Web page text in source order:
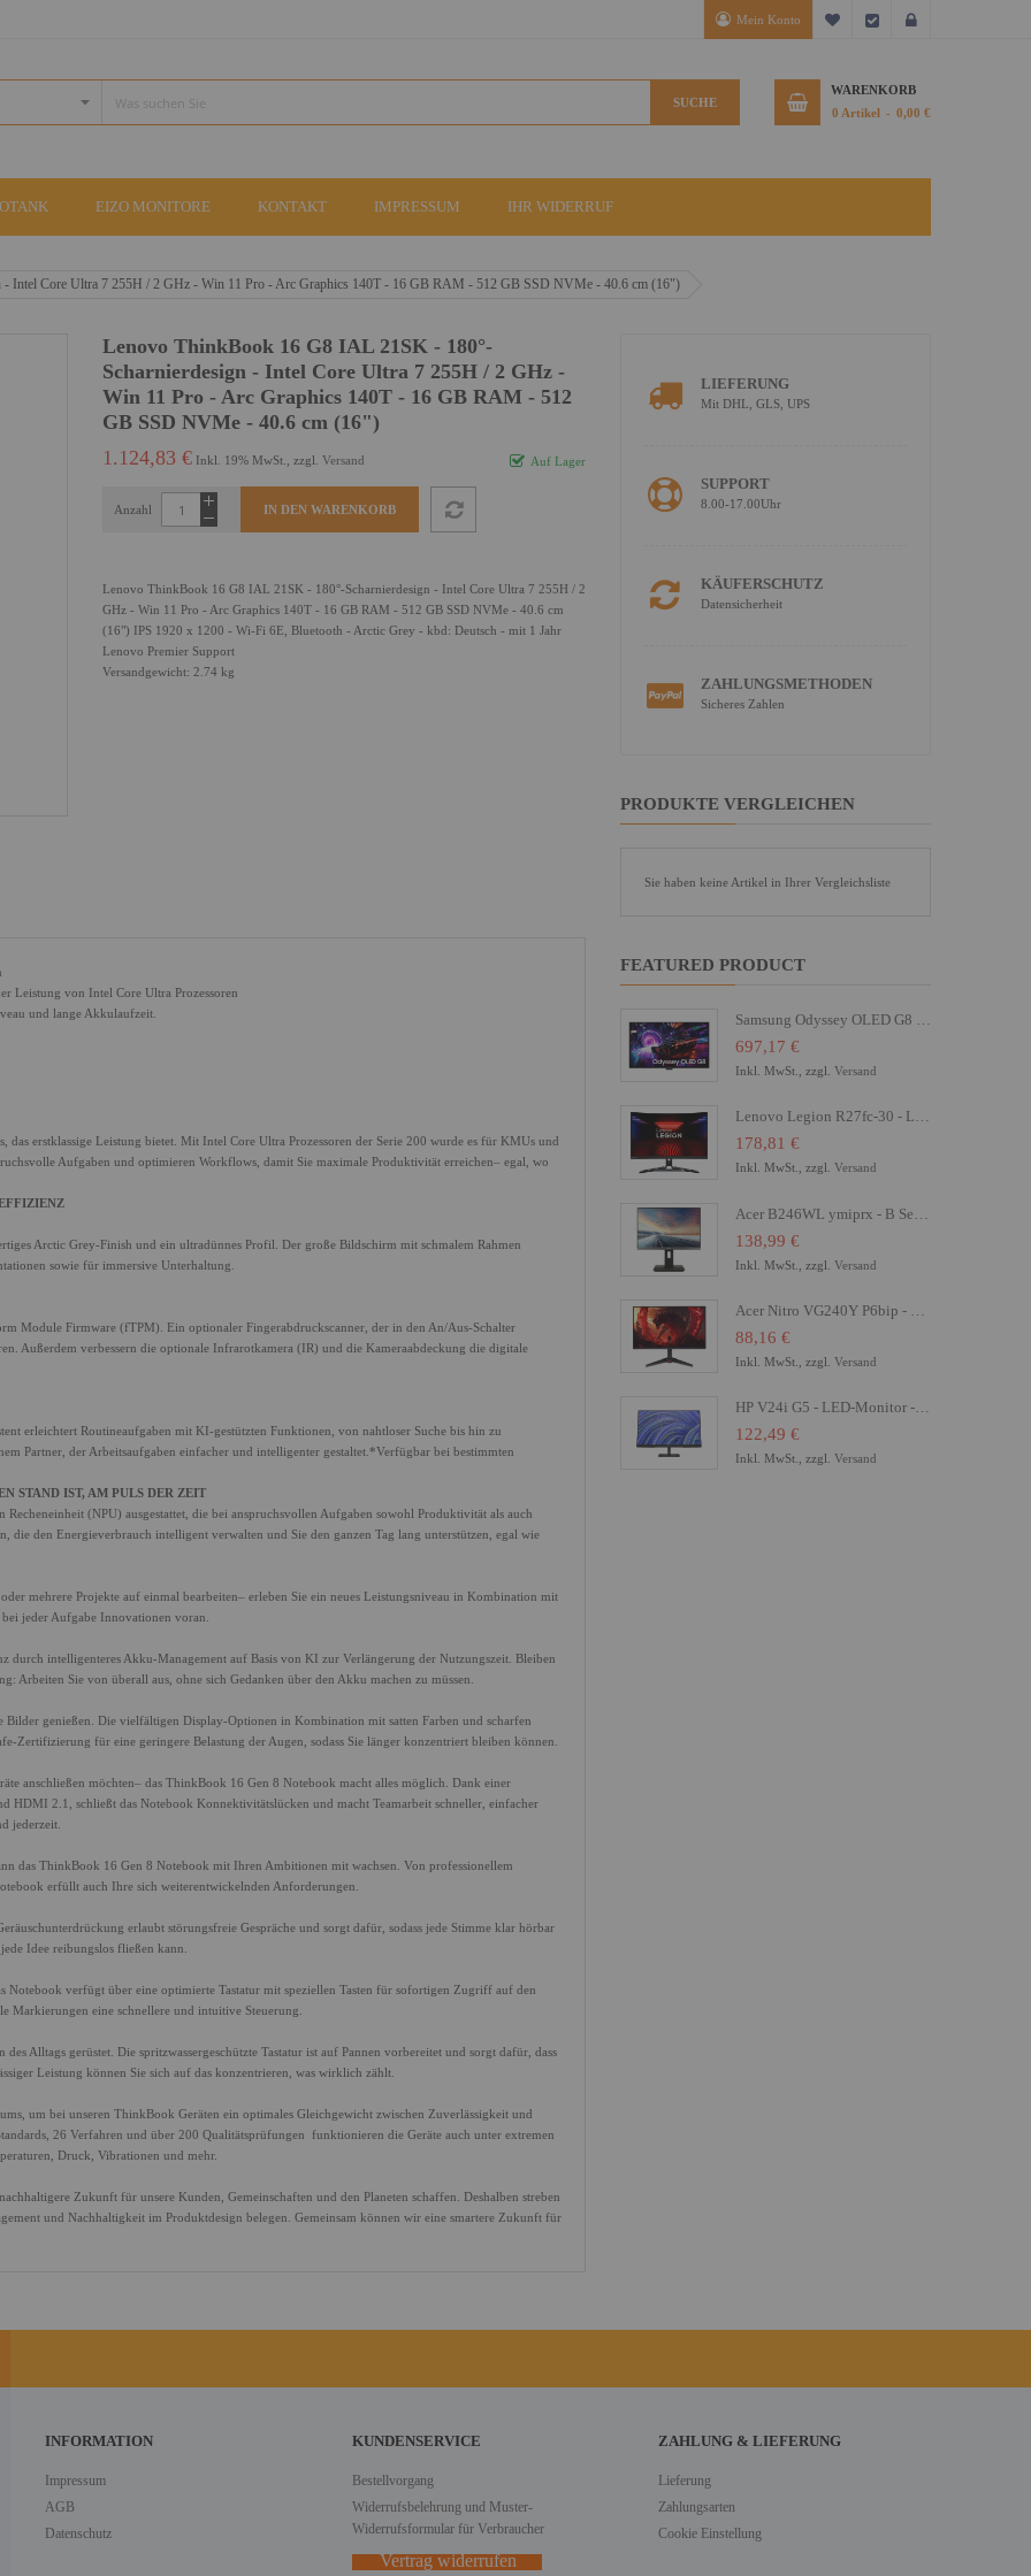
Mein Konto Mein Wunschzettel
Kasse
SUCHE
WARENKORB
0 Artikel 0,00 €
EIZO MONITORE KONTAKT IMPRESSUM IHR WIDERRUF
- Intel Core Ultra 7 255H / 2 GHz - Win 11 Pro - Arc Graphics 140T - 16 GB RAM - 512 GB SSD NVMe - 40.6 cm (16")
Lenovo ThinkBook 16 G8 IAL 21SK - 180°-
Scharnierdesign - Intel Core Ultra 7 255H / 2 GHz -
Win 11 Pro - Arc Graphics 140T - 16 GB RAM - 512
GB SSD NVMe - 40.6 cm (16")
Auf Lager
1.124,83 € Inkl. 19% MwSt., zzgl. Versand
Anzahl IN DEN WARENKORB
Lenovo ThinkBook 16 G8 IAL 21SK - 180°-Scharnierdesign - Intel Core Ultra 7 255H / 2
GHz - Win 11 Pro - Arc Graphics 140T - 16 GB RAM - 512 GB SSD NVMe - 40.6 cm
(16") IPS 1920 x 1200 - Wi-Fi 6E, Bluetooth - Arctic Grey - kbd: Deutsch - mit 1 Jahr
Lenovo Premier Support
Versandgewicht: 2.74 kg
Leistung von Intel Core Ultra Prozessoren
und lange Akkulaufzeit.
das erstklassige Leistung bietet. Mit Intel Core Ultra Prozessoren der Serie 200 wurde es für KMUs und
Aufgaben und optimieren Workflows, damit Sie maximale Produktivität erreichen– egal, wo
Arctic Grey-Finish und ein ultradünnes Profil. Der große Bildschirm mit schmalem Rahmen
sowie für immersive Unterhaltung.
Module Firmware (fTPM). Ein optionaler Fingerabdruckscanner, der in den An/Aus-Schalter
Außerdem verbessern die optionale Infrarotkamera (IR) und die Kameraabdeckung die digitale
erleichtert Routineaufgaben mit KI-gestützten Funktionen, von nahtloser Suche bis hin zu
Partner, der Arbeitsaufgaben einfacher und intelligenter gestaltet.*Verfügbar bei bestimmten
STAND IST, AM PULS DER ZEIT
(NPU) ausgestattet, die bei anspruchsvollen Aufgaben sowohl Produktivität als auch
die den Energieverbrauch intelligent verwalten und Sie den ganzen Tag lang unterstützen, egal wie
mehrere Projekte auf einmal bearbeiten– erleben Sie ein neues Leistungsniveau in Kombination mit
jeder Aufgabe Innovationen voran.
durch intelligenteres Akku-Management auf Basis von KI zur Verlängerung der Nutzungszeit. Bleiben
Arbeiten Sie von überall aus, ohne sich Gedanken über den Akku machen zu müssen.
genießen. Die vielfältigen Display-Optionen in Kombination mit satten Farben und scharfen
Zertifizierung für eine geringere Belastung der Augen, sodass Sie länger konzentriert bleiben können.
anschließen möchten– das ThinkBook 16 Gen 8 Notebook macht alles möglich. Dank einer
HDMI 2.1, schließt das Notebook Konnektivitätslücken und macht Teamarbeit schneller, einfacher
jederzeit.
das ThinkBook 16 Gen 8 Notebook mit Ihren Ambitionen mit wachsen. Von professionellem
erfüllt auch Ihre sich weiterentwickelnden Anforderungen.
erlaubt störungsfreie Gespräche und sorgt dafür, sodass jede Stimme klar hörbar
Idee reibungslos fließen kann.
Notebook verfügt über eine optimierte Tastatur mit speziellen Tasten für sofortigen Zugriff auf den
Markierungen eine schnellere und intuitive Steuerung.
Alltags gerüstet. Die spritzwassergeschützte Tastatur ist auf Pannen vorbereitet und sorgt dafür, dass
Leistung können Sie sich auf das konzentrieren, was wirklich zählt.
um bei unseren ThinkBook Geräten ein optimales Gleichgewicht zwischen Zuverlässigkeit und
26 Verfahren und über 200 Qualitätsprüfungen funktionieren die Geräte auch unter extremen
Druck, Vibrationen und mehr.
Zukunft für unsere Kunden, Gemeinschaften und den Planeten schaffen. Deshalben streben
und Nachhaltigkeit im Produktdesign belegen. Gemeinsam können wir eine smartere Zukunft für
LIEFERUNG
Mit DHL, GLS, UPS
SUPPORT
8.00-17.00Uhr
KÄUFERSCHUTZ
Datensicherheit
ZAHLUNGSMETHODEN
Sicheres Zahlen
PRODUKTE VERGLEICHEN
Sie haben keine Artikel in Ihrer Vergleichsliste
FEATURED PRODUCT
Samsung Odyssey OLED G8 S27FG810SU - G81SF Series - OLED-Monitor - Gaming - 68.6 cm (27")
697,17 €
Inkl. MwSt., zzgl. Versand
Lenovo Legion R27fc-30 - LED-Monitor - Gaming - gebogen - 68.6 cm (27")
178,81 €
Inkl. MwSt., zzgl. Versand
138,99 €
Inkl. MwSt., zzgl. Versand
88,16 €
Inkl. MwSt., zzgl. Versand
HP V24i G5 - LED-Monitor - 61 cm (24") (23.8" sichtbar) - 1920 x 1080 Full HD (1080p)
122,49 €
Inkl. MwSt., zzgl. Versand
INFORMATION
Impressum
AGB
Datenschutz
KUNDENSERVICE
Bestellvorgang
Widerrufsbelehrung und Muster-
Widerrufsformular für Verbraucher
Vertrag widerrufen
ZAHLUNG & LIEFERUNG
Lieferung
Zahlungsarten
Cookie Einstellung